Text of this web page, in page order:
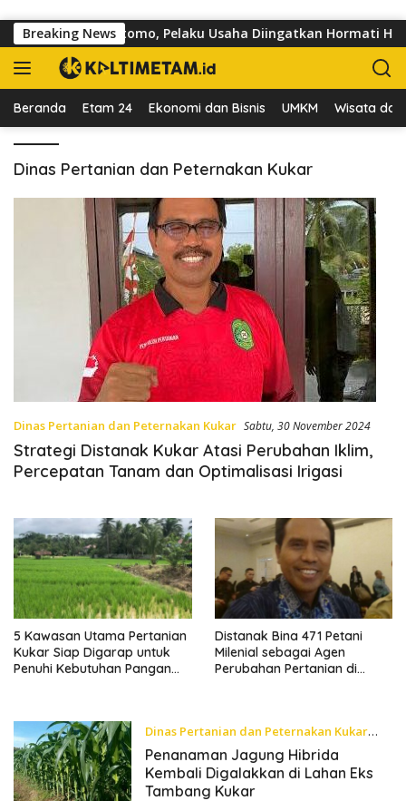
Breaking News
Jalan dr Sutomo, Pelaku Usaha Diingatkan Hormati Hak
Beranda Etam 24 Ekonomi dan Bisnis UMKM Wisata dan
Dinas Pertanian dan Peternakan Kukar
Dinas Pertanian dan Peternakan Kukar Sabtu, 30 November 2024
Strategi Distanak Kukar Atasi Perubahan Iklim,
Percepatan Tanam dan Optimalisasi Irigasi
5 Kawasan Utama Pertanian
Kukar Siap Digarap untuk
Penuhi Kebutuhan Pangan
Distanak Bina 471 Petani
Milenial sebagai Agen
Perubahan Pertanian di
Dinas Pertanian dan Peternakan Kukar
Kamis, 28 November 2024
Penanaman Jagung Hibrida
Kembali Digalakkan di Lahan Eks
Tambang Kukar